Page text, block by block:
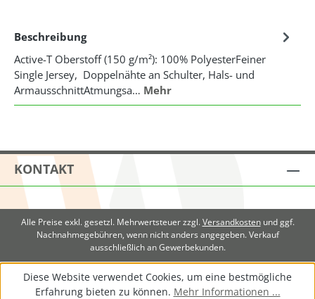
Beschreibung
Active-T Oberstoff (150 g/m²): 100% PolyesterFeiner
Single Jersey, Doppelnähte an Schulter, Hals- und
ArmausschnittAtmungsa… Mehr
KONTAKT
Alle Preise exkl. gesetzl. Mehrwertsteuer zzgl.Versandkostenund ggf.
Nachnahmegebühren, wenn nicht anders angegeben. Verkauf
ausschließlich an Gewerbekunden.
Diese Website verwendet Cookies, um eine bestmögliche
Erfahrung bieten zu können. Mehr Informationen ...